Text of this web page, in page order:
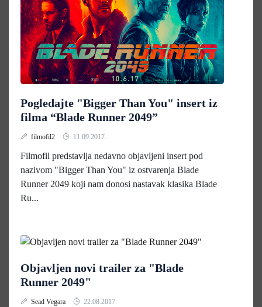
Pogledajte "Bigger Than You" insert iz
filma “Blade Runner 2049”
filmofil2 11.09.2017.
Filmofil predstavlja nedavno objavljeni insert pod
nazivom "Bigger Than You" iz ostvarenja Blade
Runner 2049 koji nam donosi nastavak klasika Blade
Ru...
Objavljen novi trailer za "Blade
Runner 2049"
Sead Vegara 22.08.2017.